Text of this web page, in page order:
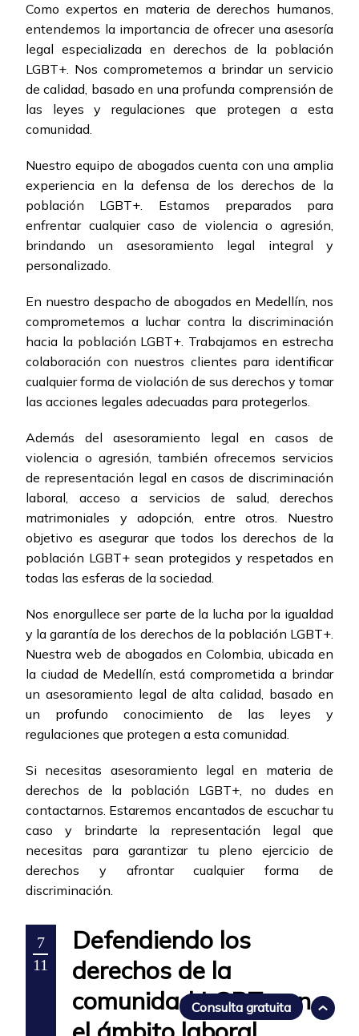
Como expertos en materia de derechos humanos,
entendemos la importancia de ofrecer una asesoría
legal especializada en derechos de la población
LGBT+. Nos comprometemos a brindar un servicio
de calidad, basado en una profunda comprensión de
las leyes y regulaciones que protegen a esta
comunidad.
Nuestro equipo de abogados cuenta con una amplia
experiencia en la defensa de los derechos de la
población LGBT+. Estamos preparados para
enfrentar cualquier caso de violencia o agresión,
brindando un asesoramiento legal integral y
personalizado.
En nuestro despacho de abogados en Medellín, nos
comprometemos a luchar contra la discriminación
hacia la población LGBT+. Trabajamos en estrecha
colaboración con nuestros clientes para identificar
cualquier forma de violación de sus derechos y tomar
las acciones legales adecuadas para protegerlos.
Además del asesoramiento legal en casos de
violencia o agresión, también ofrecemos servicios
de representación legal en casos de discriminación
laboral, acceso a servicios de salud, derechos
matrimoniales y adopción, entre otros. Nuestro
objetivo es asegurar que todos los derechos de la
población LGBT+ sean protegidos y respetados en
todas las esferas de la sociedad.
Nos enorgullece ser parte de la lucha por la igualdad
y la garantía de los derechos de la población LGBT+.
Nuestra web de abogados en Colombia, ubicada en
la ciudad de Medellín, está comprometida a brindar
un asesoramiento legal de alta calidad, basado en
un profundo conocimiento de las leyes y
regulaciones que protegen a esta comunidad.
Si necesitas asesoramiento legal en materia de
derechos de la población LGBT+, no dudes en
contactarnos. Estaremos encantados de escuchar tu
caso y brindarte la representación legal que
necesitas para garantizar tu pleno ejercicio de
derechos y afrontar cualquier forma de
discriminación.
7
11
Defendiendo los
derechos de la
comunidad LGBT+ en
Consulta gratuita